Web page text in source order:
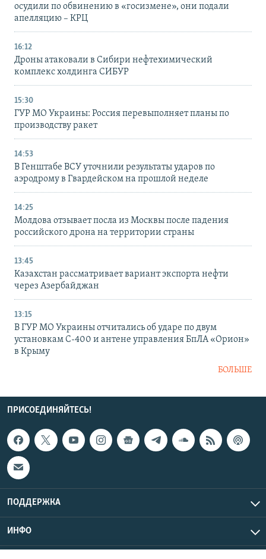
осудили по обвинению в «госизмене», они подали
апелляцию – КРЦ
16:12
Дроны атаковали в Сибири нефтехимический
комплекс холдинга СИБУР
15:30
ГУР МО Украины: Россия перевыполняет планы по
производству ракет
14:53
В Генштабе ВСУ уточнили результаты ударов по
аэродрому в Гвардейском на прошлой неделе
14:25
Молдова отзывает посла из Москвы после падения
российского дрона на территории страны
13:45
Казахстан рассматривает вариант экспорта нефти
через Азербайджан
13:15
В ГУР МО Украины отчитались об ударе по двум
установкам С-400 и антене управления БпЛА «Орион»
в Крыму
БОЛЬШЕ
ПРИСОЕДИНЯЙТЕСЬ!
ПОДДЕРЖКА
ИНФО